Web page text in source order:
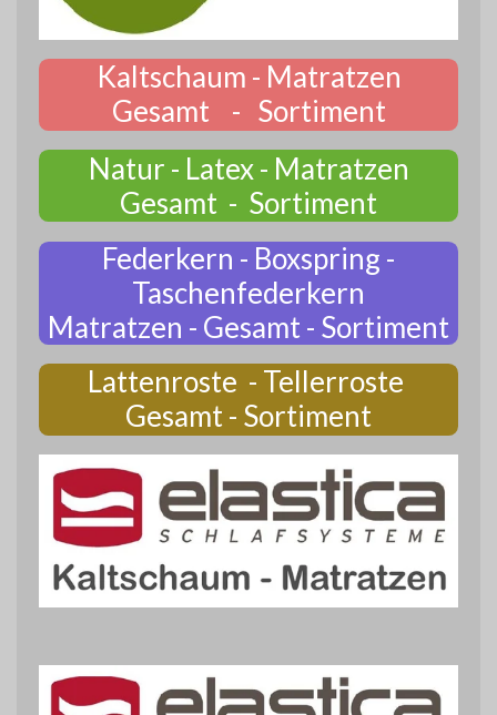
Kaltschaum - Matratzen
Gesamt - Sortiment
Natur - Latex - Matratzen
Gesamt - Sortiment
Federkern - Boxspring -
Taschenfederkern
Matratzen - Gesamt - Sortiment
Lattenroste - Tellerroste
Gesamt - Sortiment